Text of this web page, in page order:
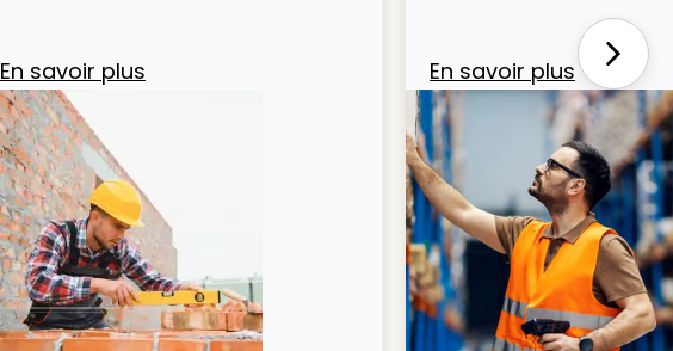
En savoir plus En savoir plus Next